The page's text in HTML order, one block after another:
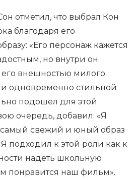
отметил, что выбрал Кон
благодаря его
«Его персонаж кажется
но внутри он
внешностью милого
одновременно стильной
подошел для этой
очередь, добавил: «Я
самый свежий и юный образ
подходил к этой роли как к
надеть школьную
понравится наш фильм».